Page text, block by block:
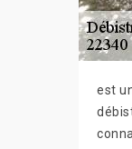
est